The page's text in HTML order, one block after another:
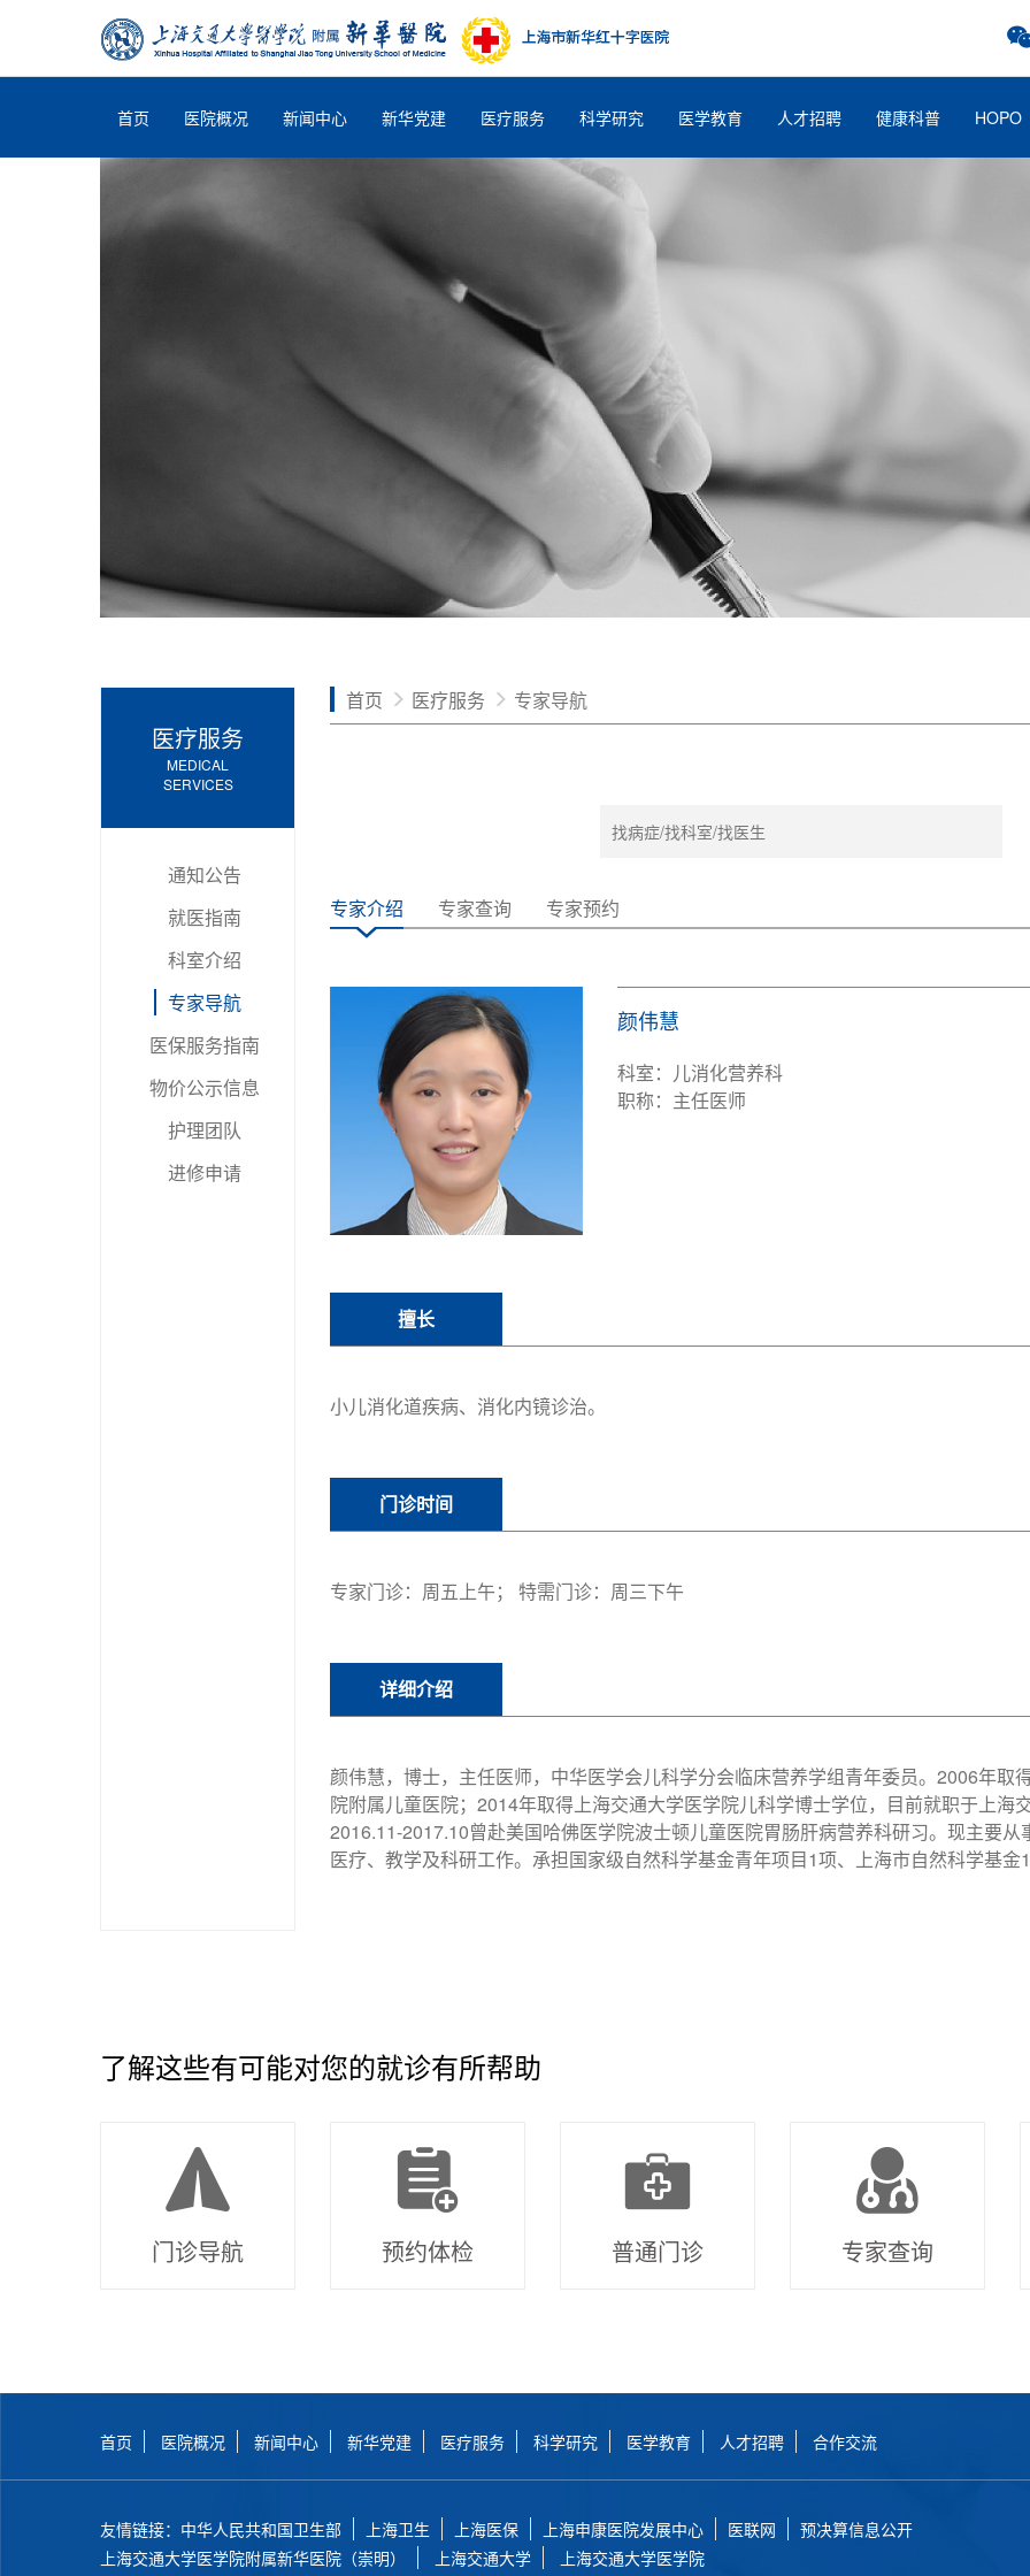
首页 医院概况 新闻中心 新华党建 医疗服务 科学研究 医学教育 人才招聘 健康科普 HOPO
医疗服务
MEDICAL
SERVICES
通知公告
就医指南
科室介绍
专家导航
医保服务指南
物价公示信息
护理团队
进修申请
首页 医疗服务 专家导航
专家介绍 专家查询 专家预约
颜伟慧
科室：儿消化营养科
职称：主任医师
擅长
小儿消化道疾病、消化内镜诊治。
门诊时间
专家门诊：周五上午； 特需门诊：周三下午
详细介绍
颜伟慧，博士，主任医师，中华医学会儿科学分会临床营养学组青年委员。2006年
院附属儿童医院；2014年取得上海交通大学医学院儿科学博士学位，目前就职于上海
2016.11-2017.10曾赴美国哈佛医学院波士顿儿童医院胃肠肝病营养科研习。现主要
医疗、教学及科研工作。承担国家级自然科学基金青年项目1项、上海市自然科学基
了解这些有可能对您的就诊有所帮助
门诊导航 预约体检 普通门诊 专家查询
首页 医院概况 新闻中心 新华党建 医疗服务 科学研究 医学教育 人才招聘 合作交流
友情链接： 中华人民共和国卫生部 上海卫生 上海医保 上海申康医院发展中心 医联网
预决算信息公开
上海交通大学医学院附属新华医院（崇明）
上海交通大学 上海交通大学医学院